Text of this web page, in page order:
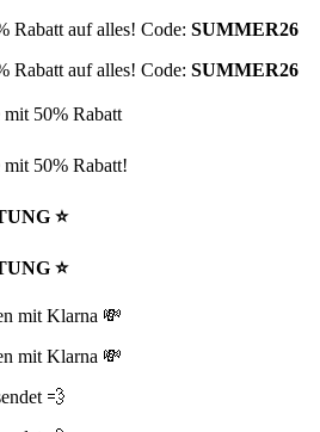
Rabatt auf alles! Code: SUMMER26
Rabatt auf alles! Code: SUMMER26
50% Rabatt
50% Rabatt!
⭐️
⭐️
mit Klarna 💸
mit Klarna 💸
💨